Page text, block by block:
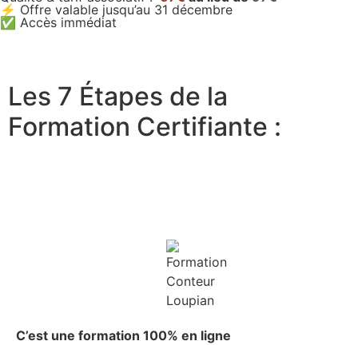
⚡ Offre valable jusqu’au 31 décembre
✅ Accès immédiat
Les 7 Étapes de la
Formation Certifiante :
C’est une formation 100% en ligne